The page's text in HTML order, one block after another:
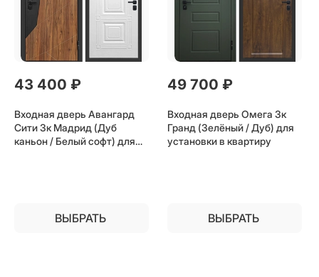
43 400 ₽
Входная дверь Авангард
Сити 3к Мадрид (Дуб
каньон / Белый софт) для
ВЫБРАТЬ
49 700 ₽
Входная дверь Омега 3к
Гранд (Зелёный / Дуб) для
установки в квартиру
ВЫБРАТЬ